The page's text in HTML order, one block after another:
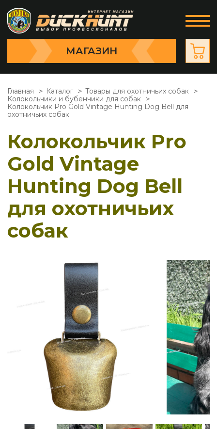
МАГАЗИН
Главная Каталог
Товары для охотничьих собак
Колокольчики и бубенчики для собак
Колокольчик Pro Gold Vintage Hunting Dog Bell для
охотничьих собак
Колокольчик Pro
Gold Vintage
Hunting Dog Bell
для охотничьих
собак